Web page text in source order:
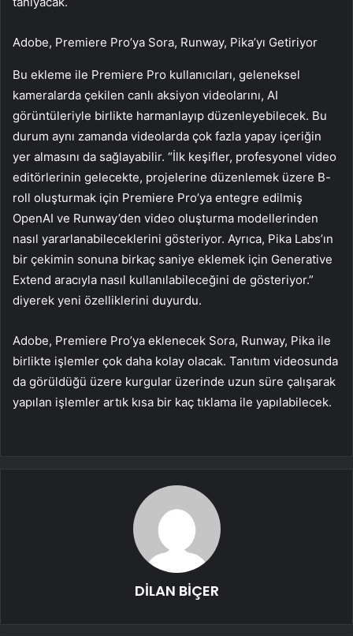
Adobe, Premiere Pro’ya Sora, Runway, Pika’yı Getiriyor
Bu ekleme ile Premiere Pro kullanıcıları, geleneksel
kameralarda çekilen canlı aksiyon videolarını, AI
görüntüleriyle birlikte harmanlayıp düzenleyebilecek. Bu
durum aynı zamanda videolarda çok fazla yapay içeriğin
yer almasını da sağlayabilir. “İlk keşifler, profesyonel video
editörlerinin gelecekte, projelerine düzenlemek üzere B-
roll oluşturmak için Premiere Pro’ya entegre edilmiş
OpenAI ve Runway’den video oluşturma modellerinden
nasıl yararlanabileceklerini gösteriyor. Ayrıca, Pika Labs’ın
bir çekimin sonuna birkaç saniye eklemek için Generative
Extend aracıyla nasıl kullanılabileceğini de gösteriyor.”
diyerek yeni özelliklerini duyurdu.
Adobe, Premiere Pro’ya eklenecek Sora, Runway, Pika ile
birlikte işlemler çok daha kolay olacak. Tanıtım videosunda
da görüldüğü üzere kurgular üzerinde uzun süre çalışarak
yapılan işlemler artık kısa bir kaç tıklama ile yapılabilecek.
DİLAN BİÇER